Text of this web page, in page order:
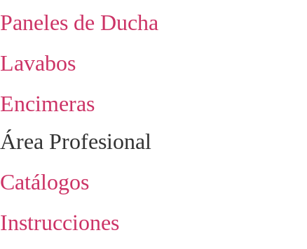
Paneles de Ducha
Lavabos
Encimeras
Área Profesional
Catálogos
Instrucciones